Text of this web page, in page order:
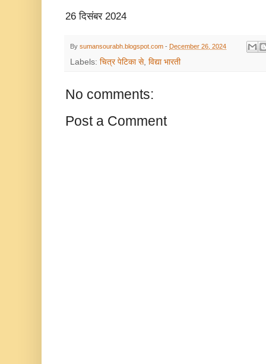
26 दिसंबर 2024
By sumansourabh.blogspot.com - December 26, 2024
Labels: चित्र पेटिका से, विद्या भारती
No comments:
Post a Comment